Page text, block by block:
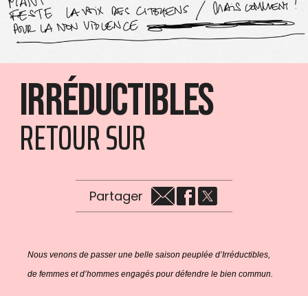
Irréductibles
RETOUR SUR
Partager
Nous venons de passer une belle saison peuplée d’Irréductibles,
de femmes et d’hommes engagés pour défendre le bien commun.